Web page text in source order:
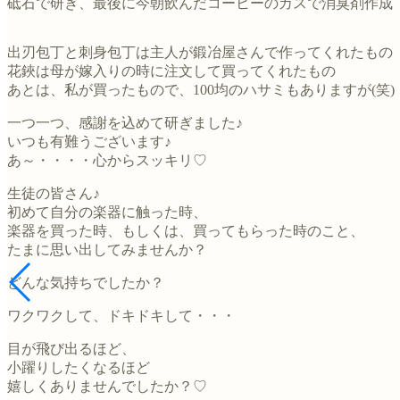
砥石で研ぎ、最後に今朝飲んだコーヒーのカスで消臭剤作成
出刃包丁と刺身包丁は主人が鍛冶屋さんで作ってくれたもの
花鋏は母が嫁入りの時に注文して買ってくれたもの
あとは、私が買ったもので、100均のハサミもありますが(笑)
一つ一つ、感謝を込めて研ぎました♪
いつも有難うございます♪
あ～・・・・心からスッキリ♡
生徒の皆さん♪
初めて自分の楽器に触った時、
楽器を買った時、もしくは、買ってもらった時のこと、
たまに思い出してみませんか？
どんな気持ちでしたか？
ワクワクして、ドキドキして・・・
目が飛び出るほど、
小躍りしたくなるほど
嬉しくありませんでしたか？♡